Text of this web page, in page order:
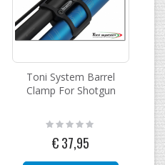
Toni System Barrel
Clamp For Shotgun
Rating:
0%
€ 37,95